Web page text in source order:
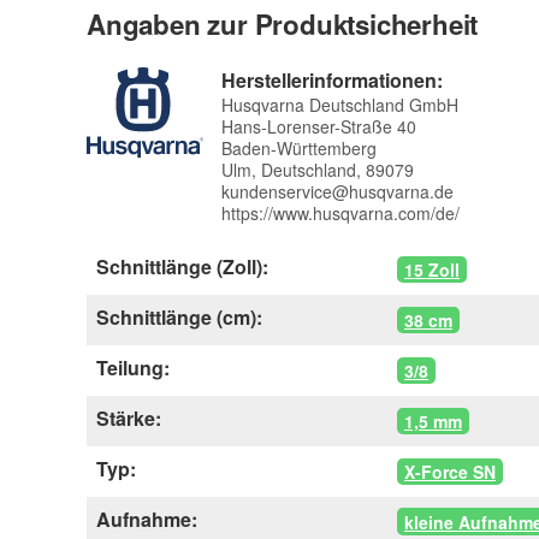
Angaben zur Produktsicherheit
Herstellerinformationen:
Husqvarna Deutschland GmbH
Hans-Lorenser-Straße 40
Baden-Württemberg
Ulm, Deutschland, 89079
kundenservice@husqvarna.de
https://www.husqvarna.com/de/
Schnittlänge (Zoll): 15 Zoll
Schnittlänge (cm): 38 cm
Teilung: 3/8
Stärke: 1,5 mm
Typ: X-Force SN
Aufnahme: kleine